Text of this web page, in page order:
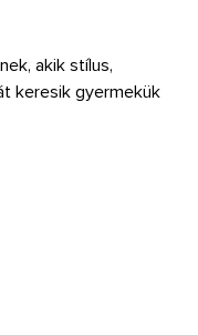
akik stílus,
keresik gyermekük